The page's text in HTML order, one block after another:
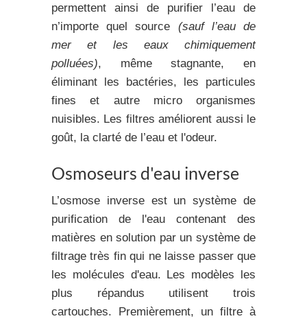
permettent ainsi de purifier l’eau de
n’importe quel source (sauf l’eau de
mer et les eaux chimiquement
polluées), même stagnante, en
éliminant les bactéries, les particules
fines et autre micro organismes
nuisibles. Les filtres améliorent aussi le
goût, la clarté de l’eau et l'odeur.
Osmoseurs d'eau inverse
L’osmose inverse est un système de
purification de l'eau contenant des
matières en solution par un système de
filtrage très fin qui ne laisse passer que
les molécules d'eau. Les modèles les
plus répandus utilisent trois
cartouches. Premièrement, un filtre à